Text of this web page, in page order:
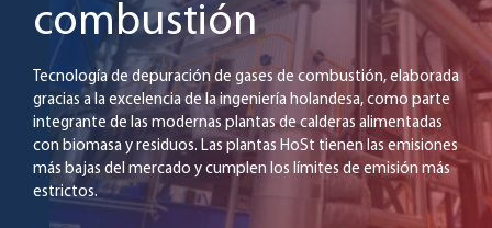
combustión
Tecnología de depuración de gases de combustión, elaborada
gracias a la excelencia de la ingeniería holandesa, como parte
integrante de las modernas plantas de calderas alimentadas
con biomasa y residuos. Las plantas HoSt tienen las emisiones
más bajas del mercado y cumplen los límites de emisión más
estrictos.